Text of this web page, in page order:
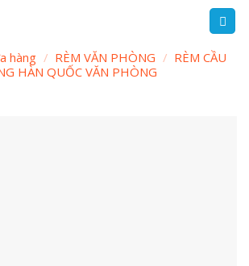
hàng / RÈM VĂN PHÒNG / RÈM CẦU
HÀN QUỐC VĂN PHÒNG